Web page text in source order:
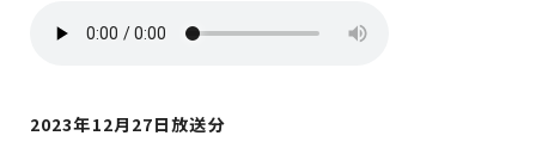
2023年12月27日放送分